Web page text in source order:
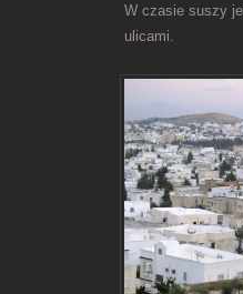
W czasie suszy
ulicami.